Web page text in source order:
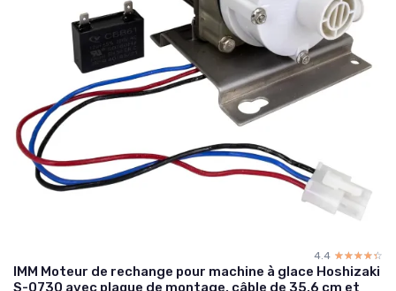
4.4 ☆☆☆☆☆
★★★★★
IMM Moteur de rechange pour machine à glace Hoshizaki
S-0730 avec plaque de montage, câble de 35,6 cm et